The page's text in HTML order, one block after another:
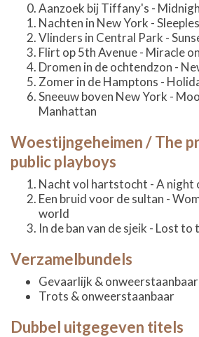
Aanzoek bij Tiffany's -
Nachten in New York -
Vlinders in Central Park -
Flirt op 5th Avenue - Miracle
Dromen in de ochtendzon -
Zomer in de Hamptons -
Sneeuw boven New York -
Manhattan
Woestijngeheimen / The
public playboys
Nacht vol hartstocht - A night
Een bruid voor de sultan -
world
In de ban van de sjeik - Lost
Verzamelbundels
Gevaarlijk & onweerstaanbaar
Trots & onweerstaanbaar
Dubbel uitgegeven titels